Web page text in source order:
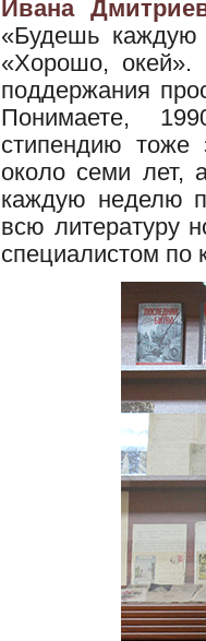
Ивана
«Будешь каждую
«Хорошо,
поддержания
Понимаете,
стипендию тоже
около семи лет,
каждую неделю
всю литературу
специалистом по